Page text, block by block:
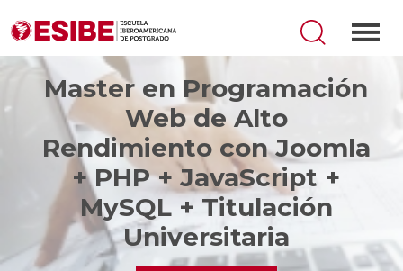
Master en Programación
Web de Alto
Rendimiento con Joomla
+ PHP + JavaScript +
MySQL + Titulación
Universitaria